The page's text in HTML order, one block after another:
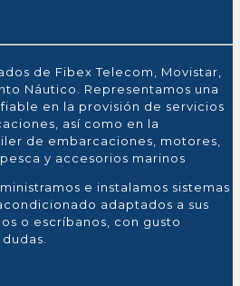
de Fibex Telecom, Movistar,
Náutico. Representamos una
en la provisión de servicios
así como en la
de embarcaciones, motores,
y accesorios marinos
e instalamos sistemas
adaptados a sus
o escríbanos, con gusto